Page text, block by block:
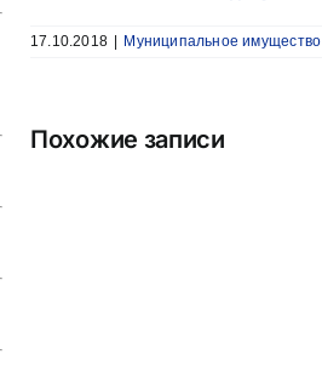
17.10.2018 Муниципальное имущество
Похожие записи